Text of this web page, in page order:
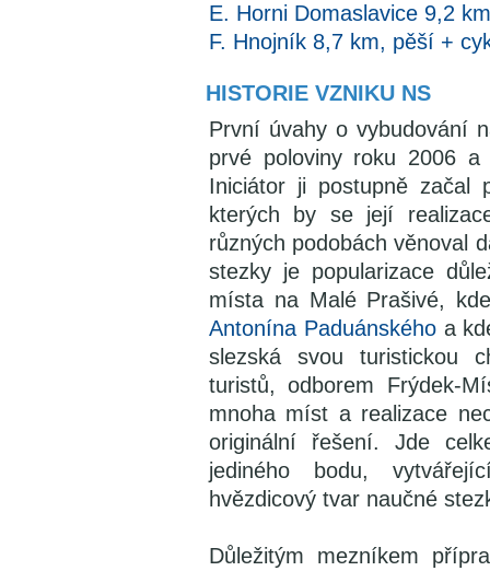
E. Horni Domaslavice 9,2
F. Hnojník 8,7 km, pěší +
HISTORIE VZNIKU NS
První úvahy o vybudování
prvé poloviny roku 2006 a
Iniciátor ji postupně začal
kterých by se její
různých podobách věnoval
stezky je popularizace
místa na Malé Prašivé,
Antonína Paduánskéhoa
slezská svou turistickou
turistů, odborem Frýdek-
mnoha míst a realizace
originální řešení. Jde
jediného bodu,
hvězdicový tvar naučné
Důležitým mezníkem